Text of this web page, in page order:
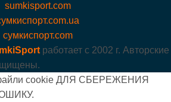
sumkisport.com
сумкиспорт.com
работает с 2002 г. Авторские
cookie ДЛЯ СБЕРЕЖЕНИЯ